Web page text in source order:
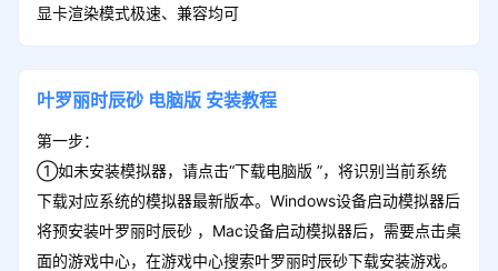
显卡渲染模式极速、兼容均可
叶罗丽时辰砂 电脑版 安装教程
第一步：
①如未安装模拟器，请点击“下载电脑版 ”，将识别当前系统
下载对应系统的模拟器最新版本。Windows设备启动模拟器后
将预安装叶罗丽时辰砂 ，Mac设备启动模拟器后，需要点击桌
面的游戏中心，在游戏中心搜索叶罗丽时辰砂下载安装游戏。